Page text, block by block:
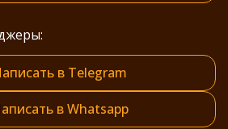
в Telegram
в Whatsapp